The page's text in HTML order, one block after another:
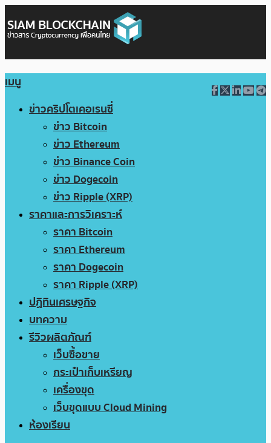
เมนู
ข่าวคริปโตเคอเรนซี่
ข่าว Bitcoin
ข่าว Ethereum
ข่าว Binance Coin
ข่าว Dogecoin
ข่าว Ripple (XRP)
ราคาและการวิเคราะห์
ราคา Bitcoin
ราคา Ethereum
ราคา Dogecoin
ราคา Ripple (XRP)
ปฏิทินเศรษฐกิจ
บทความ
รีวิวผลิตภัณฑ์
เว็บซื้อขาย
กระเป๋าเก็บเหรียญ
เครื่องขุด
เว็บขุดแบบ Cloud Mining
ห้องเรียน